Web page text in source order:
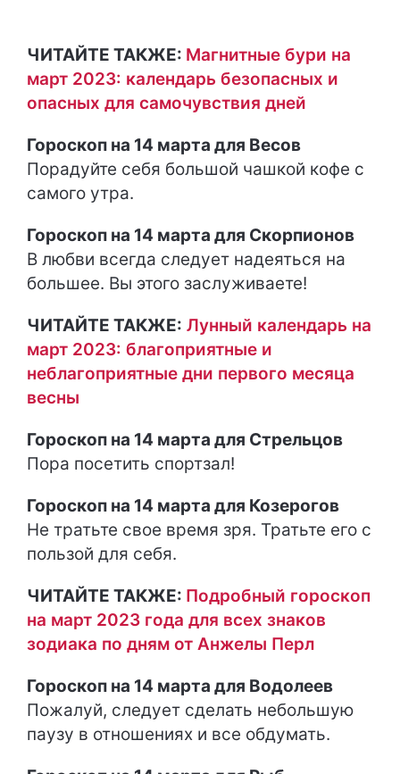
ЧИТАЙТЕ ТАКЖЕ: Магнитные бури на
март 2023: календарь безопасных и
опасных для самочувствия дней
Гороскоп на 14 марта для Весов
Порадуйте себя большой чашкой кофе с
самого утра.
Гороскоп на 14 марта для Скорпионов
В любви всегда следует надеяться на
большее. Вы этого заслуживаете!
ЧИТАЙТЕ ТАКЖЕ: Лунный календарь на
март 2023: благоприятные и
неблагоприятные дни первого месяца
весны
Гороскоп на 14 марта для Стрельцов
Пора посетить спортзал!
Гороскоп на 14 марта для Козерогов
Не тратьте свое время зря. Тратьте его с
пользой для себя.
ЧИТАЙТЕ ТАКЖЕ: Подробный гороскоп
на март 2023 года для всех знаков
зодиака по дням от Анжелы Перл
Гороскоп на 14 марта для Водолеев
Пожалуй, следует сделать небольшую
паузу в отношениях и все обдумать.